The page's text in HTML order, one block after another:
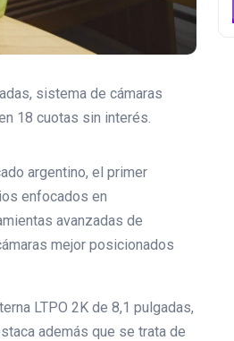
sistema de cámaras
18 cuotas sin interés.
argentino, el primer
enfocados en
avanzadas de
mejor posicionados
LTPO 2K de 8,1 pulgadas,
además que se trata de